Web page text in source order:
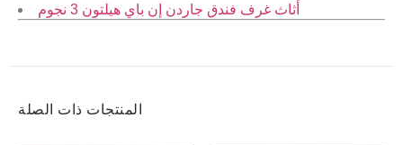
المنتجات ذات الصلة